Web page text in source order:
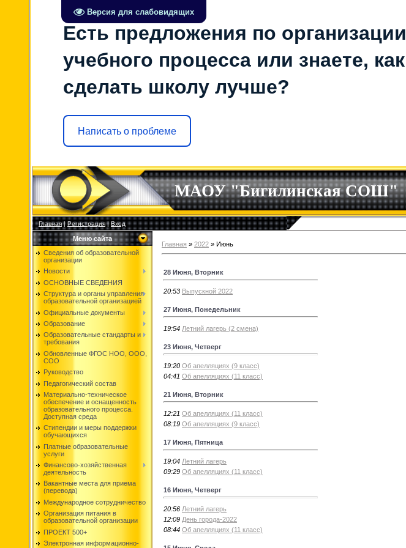
Версия для слабовидящих
Есть предложения по организации
учебного процесса или знаете, как
сделать школу лучше?
Написать о проблеме
МАОУ "Бигилинская СОШ"
Главная|Регистрация|Вход
Меню сайта
Сведения об образовательной
организации
Новости
ОСНОВНЫЕ СВЕДЕНИЯ
Структура и органы управления
образовательной организацией
Официальные документы
Образование
Образовательные стандарты и
требования
Обновленные ФГОС НОО, ООО,
СОО
Руководство
Педагогический состав
Материально-техническое
обеспечение и оснащенность
образовательного процесса.
Доступная среда
Стипендии и меры поддержки
обучающихся
Платные образовательные
услуги
Финансово-хозяйственная
деятельность
Вакантные места для приема
(перевода)
Международное сотрудничество
Организация питания в
образовательной организации
ПРОЕКТ 500+
Электронная информационно-
Главная » 2022 » Июнь
28 Июня, Вторник
20:53 Выпускной 2022
27 Июня, Понедельник
19:54 Летний лагерь (2 смена)
23 Июня, Четверг
19:20 Об апелляциях (9 класс)
04:41 Об апелляциях (11 класс)
21 Июня, Вторник
12:21 Об апелляциях (11 класс)
08:19 Об апелляциях (9 класс)
17 Июня, Пятница
19:04 Летний лагерь
09:29 Об апелляциях (11 класс)
16 Июня, Четверг
20:56 Летний лагерь
12:09 День города-2022
08:44 Об апелляциях (11 класс)